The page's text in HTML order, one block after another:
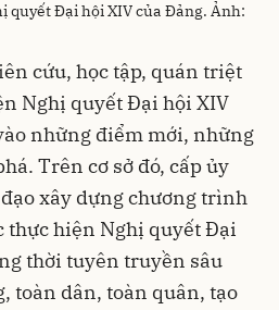
quyết Đại hội XIV của Đảng. Ảnh:
cứu, học tập, quán triệt
Nghị quyết Đại hội XIV
những điểm mới, những
Trên cơ sở đó, cấp ủy
xây dựng chương trình
thực hiện Nghị quyết Đại
thời tuyên truyền sâu
toàn dân, toàn quân, tạo